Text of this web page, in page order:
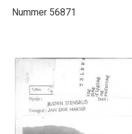
Nummer 56871